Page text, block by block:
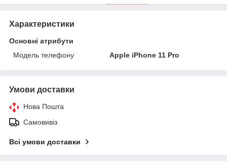
Характеристики
Основні атрибути
Модель телефону
Apple iPhone 11 Pro
Умови доставки
Нова Пошта
Самовивіз
Всі умови доставки